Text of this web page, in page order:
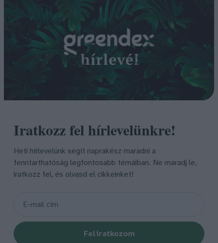
Iratkozz fel hírlevelünkre!
Heti hírlevelünk segít naprakész maradni a
fenntarthatóság legfontosabb témáiban. Ne maradj le,
iratkozz fel, és olvasd el cikkeinket!
Feliratkozom